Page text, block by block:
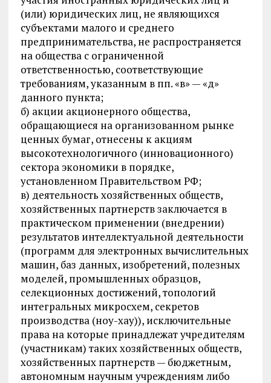
(или) юридических лиц, не являющихся
субъектами малого и среднего
предпринимательства, не распространяется
на общества с ограниченной
ответственностью, соответствующие
требованиям, указанным в пп. «в» — «д»
данного пункта;
б) акции акционерного общества,
обращающиеся на организованном рынке
ценных бумаг, отнесены к акциям
высокотехнологичного (инновационного)
сектора экономики в порядке,
установленном Правительством РФ;
в) деятельность хозяйственных обществ,
хозяйственных партнерств заключается в
практическом применении (внедрении)
результатов интеллектуальной деятельности
(программ для электронных вычислительных
машин, баз данных, изобретений, полезных
моделей, промышленных образцов,
селекционных достижений, топологий
интегральных микросхем, секретов
производства (ноу-хау)), исключительные
права на которые принадлежат учредителям
(участникам) таких хозяйственных обществ,
хозяйственных партнерств — бюджетным,
автономным научным учреждениям либо